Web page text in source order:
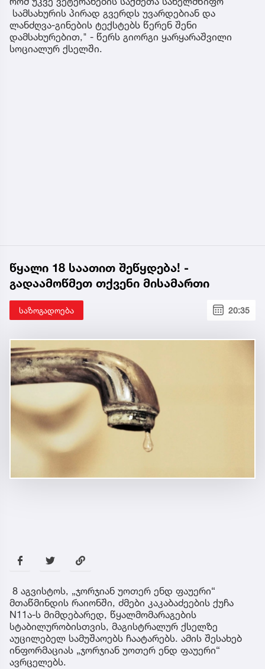
სამსახურის პირად გვერდს უვარდებიან და
ლანძღვა-გინების ტექსტებს წერენ შენი
დამსახურებით," - წერს გიორგი ყარყარაშვილი
სოციალურ ქსელში.
წყალი 18 საათით შეწყდება! -
გადაამოწმეთ თქვენი მისამართი
საზოგადოება 20:35
8 აგვისტოს, „ჯორჯიან უოთერ ენდ ფაუერი“
მთაწმინდის რაიონში, ძმები კაკაბაძეების ქუჩა
N11ა-ს მიმდებარედ, წყალმომარაგების
სტაბილურობისთვის, მაგისტრალურ ქსელზე
აუცილებელ სამუშაოებს ჩაატარებს. ამის შესახებ
ინფორმაციას „ჯორჯიან უოთერ ენდ ფაუერი“
ავრცელებს.